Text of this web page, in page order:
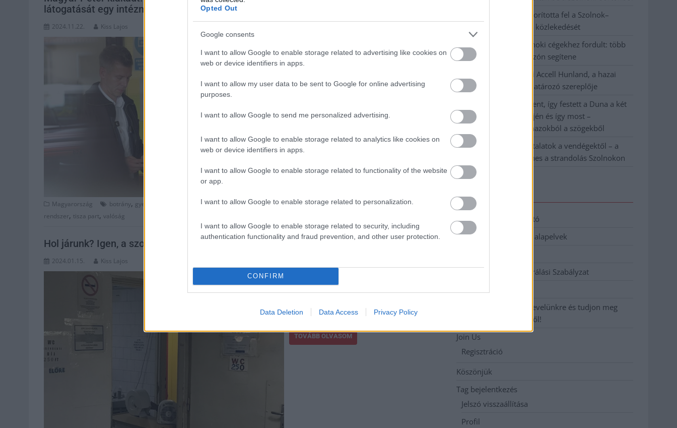
Opted Out
Google consents
I want to allow Google to enable storage related to advertising like cookies on
web or device identifiers in apps.
I want to allow my user data to be sent to Google for online advertising
purposes.
I want to allow Google to send me personalized advertising.
I want to allow Google to enable storage related to analytics like cookies on
web or device identifiers in apps.
I want to allow Google to enable storage related to functionality of the website
or app.
I want to allow Google to enable storage related to personalization.
I want to allow Google to enable storage related to security, including
authentication functionality and fraud prevention, and other user protection.
CONFIRM
Data Deletion Data Access Privacy Policy
látogatását egy intézményben
2024.11.22. Kiss Lajos
jónak ítélt időpont lett hirtelen alkalmatlan.
A politikus úgy fogalmaz, hogy az Orbán-
kormány és emberei (például a
értesülhessen a gyermekvédelemben
A botrány tovább dagad.
Magyarország botrány, gyermekotthon gyermekvédelmi ,igazgatónő,leszervezett ,letiltás, Magyar Péter,orbán-kormány
rendszer, tisza part, valóság
Hol járunk? Igen, a szolnoki vasútállomáson
2024.01.15. Kiss Lajos
ezelőtt sem lett volna elfogadható állapot.
TOVÁBB OLVASOM
Váratlan fennakadás borította fel a Szolnok–
Kecskemét vasútvonal közlekedését
A polgármester a szolnoki cégekhez fordult: több
száz elbocsátott dolgozón segítene
Csődbe ment a tószegi Accell Hunland, a hazai
kerékpárgyártás meghatározó szereplője
Egyszer fent, egyszer lent, így festett a Duna a két
évvel ezelőtti árvíz idején és így most –
fotógyűjtemény ugyanazokból a szögekből
Ilyenek eddig a tapasztalatok a vendégektől – a
hőhullám miatt ingyenes a strandolás Szolnokon
Adatkezelési tájékoztató
Etikai és függetlenségi alapelvek
Hozzászólási és Moderálási Szabályzat
Iratkozzon fel heti hírlevelünkre és tudjon meg
még többet megyénkről!
Join Us
Regisztráció
Köszönjük
Tag bejelentkezés
Jelszó visszaállítása
Profil